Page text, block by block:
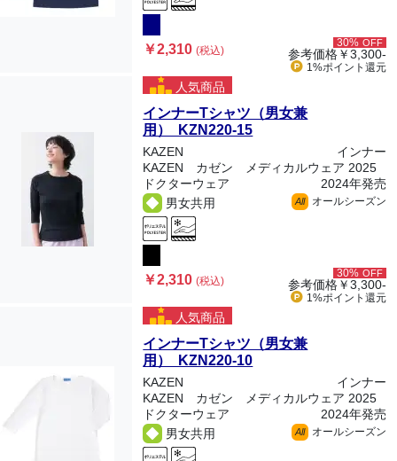
￥2,310(税込)
30% OFF
参考価格￥3,300-
1%ポイント 還元
人気商品
インナーTシャツ（男女兼
用） KZN220-15
KAZEN
インナー
KAZEN カゼン メディカルウェア 2025
ドクターウェア
2024年発売
男女共用
All オールシーズン
￥2,310(税込)
30% OFF
参考価格￥3,300-
1%ポイント 還元
人気商品
インナーTシャツ（男女兼
用） KZN220-10
KAZEN
インナー
KAZEN カゼン メディカルウェア 2025
ドクターウェア
2024年発売
男女共用
All オールシーズン